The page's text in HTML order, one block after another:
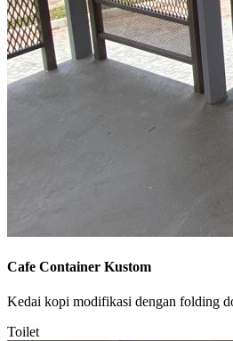
Cafe Container Kustom
Kedai kopi modifikasi dengan folding
Toilet